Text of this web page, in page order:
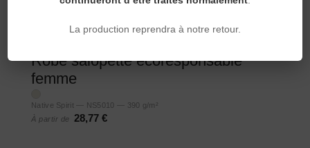
La production reprendra à notre retour.
Robe salopette écoresponsable
femme
Native Spirit — NS5010 — 390 g/m²
À partir de
28,77 €